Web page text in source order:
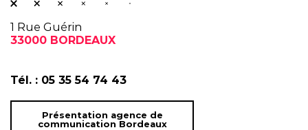
1 Rue Guérin
33000 BORDEAUX
Tél. : 05 35 54 74 43
Présentation agence de
communication Bordeaux